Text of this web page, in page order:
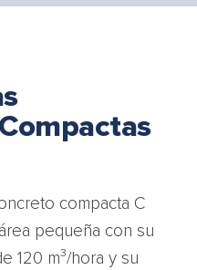
compacta C
pequeña con su
120 m³/hora y su